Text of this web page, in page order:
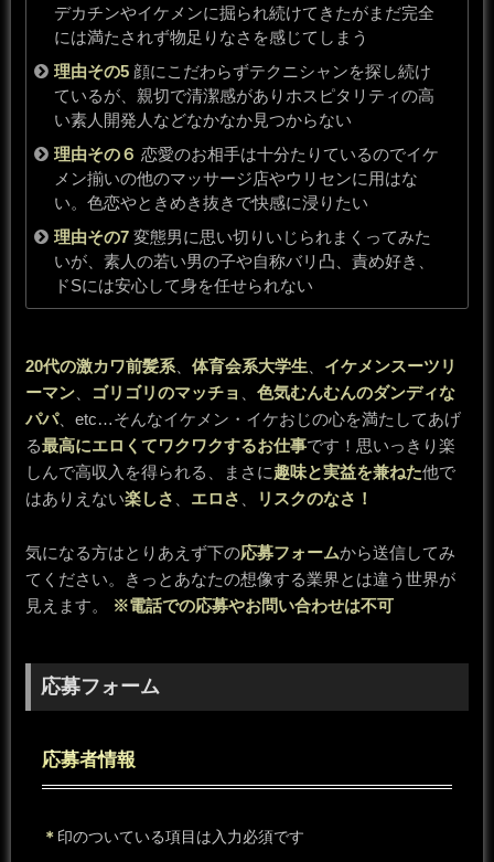
デカチンやイケメンに掘られ続けてきたがまだ完全
には満たされず物足りなさを感じてしまう
理由その5 顔にこだわらずテクニシャンを探し続け
ているが、親切で清潔感がありホスピタリティの高
い素人開発人などなかなか見つからない
理由その６ 恋愛のお相手は十分たりているのでイケ
メン揃いの他のマッサージ店やウリセンに用はな
い。色恋やときめき抜きで快感に浸りたい
理由その7 変態男に思い切りいじられまくってみた
いが、素人の若い男の子や自称バリ凸、責め好き、
ドSには安心して身を任せられない
20代の激カワ前髪系、 体育会系大学生
イケメンスーツリ
ーマン、 ゴリゴリのマッチョ
色気むんむんのダンディな
パパ、etc…そんなイケメン・イケおじの心を満たしてあげ
る最高にエロくてワクワクするお仕事です！思いっきり楽
しんで高収入を得られる、まさに趣味と実益を兼ねた他で
はありえない楽しさ エロさ リスクのなさ！
気になる方はとりあえず下の応募フォームから送信してみ
てください。きっとあなたの想像する業界とは違う世界が
見えます。
※電話での応募やお問い合わせは不可
応募フォーム
応募者情報
＊ 印のついている項目は入力必須です